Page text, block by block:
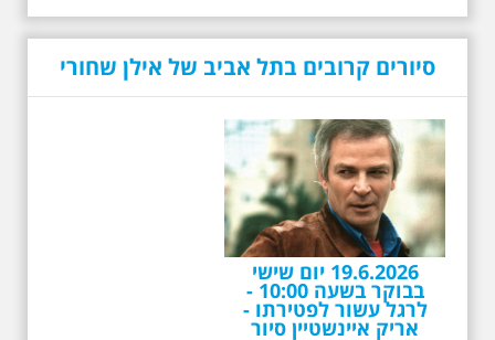
סיורים קרובים בתל אביב של אילן שחורי
בתל-אביב. החל ממקום ילדותו, דרך
המקומות שהזכיר בשיריו. מקום
עליהם חלם והתגעגע. נתחיל מבית
הולדתו ברחוב גורדון. נשמע אחדים
משיריו של אריק איינשטיין ונסיים את
הסיור ליד קברו בבית הקברות
טרומפלדור. תוצרת הארץ